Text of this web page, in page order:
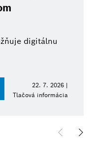
expertíza